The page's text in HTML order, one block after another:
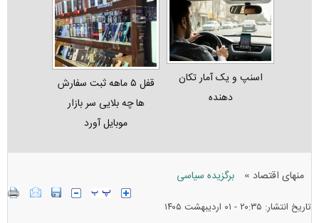
اسنپ و یک آمار تکان‌
دهنده
قفل ۵ ماهه ثبت‌ سفارش‌
ها چه بلایی سر بازار
موبایل آورد
منهای اقتصاد » برگزیده سیاسی
تاریخ انتشار: ۲۰:۳۵ - ۰۱ ارديبهشت ۱۴۰۵